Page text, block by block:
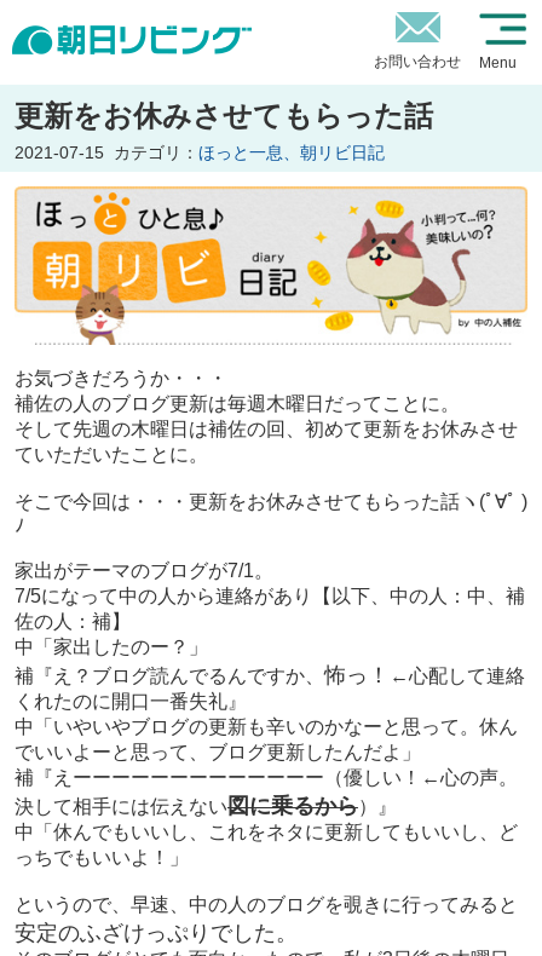
お問い合わせ Menu
更新をお休みさせてもらった話
2021-07-15 カテゴリ： ほっと一息、朝リビ日記
お気づきだろうか・・・
補佐の人のブログ更新は毎週木曜日だってことに。
そして先週の木曜日は補佐の回、初めて更新をお休みさせ
ていただいたことに。
そこで今回は・・・更新をお休みさせてもらった話ヽ(ﾟ∀ﾟ )
ﾉ
家出がテーマのブログが7/1。
7/5になって中の人から連絡があり【以下、中の人：中、補
佐の人：補】
中「家出したのー？」
補『え？ブログ読んでるんですか、怖っ！
←心配して連絡
くれたのに開口一番失礼』
中「いやいやブログの更新も辛いのかなーと思って。休ん
でいいよーと思って、ブログ更新したんだよ」
補『えーーーーーーーーーーーーー（優しい！←心の声。
決して相手には伝えない図に乗るから）』
中「休んでもいいし、これをネタに更新してもいいし、ど
っちでもいいよ！」
というので、早速、中の人のブログを覗きに行ってみると
安定のふざけっぷりでした。